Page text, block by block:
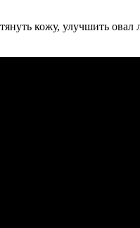
кожу, улучшить